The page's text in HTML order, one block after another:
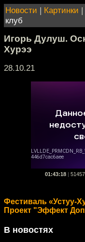
Новости | Картинки |
клуб
Игорь Дулуш.
Хурээ
28.10.21
01:43:18
Фестиваль «Устуу-
Проект "Эффект
В новостях